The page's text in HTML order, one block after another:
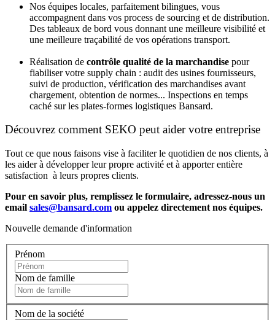
Nos équipes locales, parfaitement bilingues, vous
accompagnent dans vos process de sourcing et de distribution.
Des tableaux de bord vous donnant une meilleure visibilité et
une meilleure traçabilité de vos opérations transport.
Réalisation de contrôle qualité de la marchandise pour
fiabiliser votre supply chain : audit des usines fournisseurs,
suivi de production, vérification des marchandises avant
chargement, obtention de normes... Inspections en temps
caché sur les plates-formes logistiques Bansard.
Découvrez comment SEKO peut aider votre entreprise
Tout ce que nous faisons vise à faciliter le quotidien de nos clients, à
les aider à développer leur propre activité et à apporter entière
satisfaction à leurs propres clients.
Pour en savoir plus, remplissez le formulaire, adressez-nous un
email sales@bansard.com ou appelez directement nos équipes.
Nouvelle demande d'information
Prénom
Nom de famille
Nom de la société